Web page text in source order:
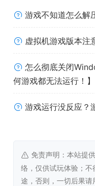
最低配置:
处理器:1
OpenGL
存储空间:
游戏不知道怎么解
虚拟机游戏版本注
怎么彻底关闭
何游戏都无法运行！】
游戏运行没反应？
免责声明：本站提
络，仅供试玩体验；
途，否则，一切后果